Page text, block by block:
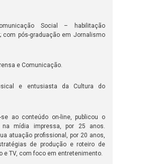
Social – habilitação
com pós-graduação em Jornalismo
e Comunicação.
e entusiasta da Cultura do
ao conteúdo on-line, publicou o
mídia impressa, por 25 anos.
atuação profissional, por 20 anos,
de produção e roteiro de
e TV, com foco em entretenimento.